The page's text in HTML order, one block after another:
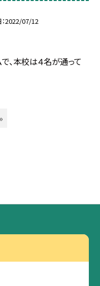
2022/07/12
、本校は４名が通って
»